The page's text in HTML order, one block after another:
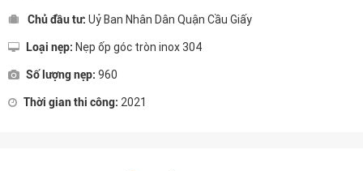
Chủ đầu tư: Uỷ Ban Nhân Dân Quận Cầu Giấy
Loại nẹp: Nẹp ốp góc tròn inox 304
Số lượng nẹp: 960
Thời gian thi công: 2021